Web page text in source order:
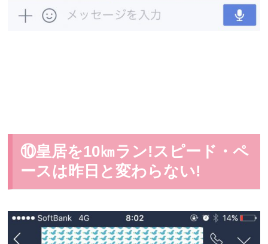
⑩皇居を10㎞ラン!スピード・ペ
ースは昨日と変わらない!